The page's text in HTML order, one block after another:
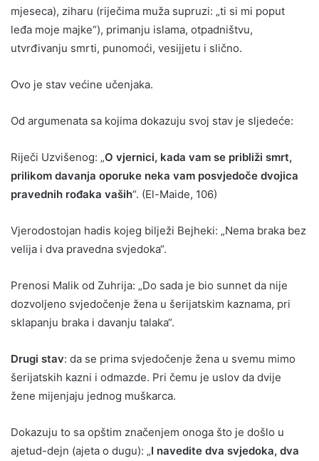
mjeseca), ziharu (riječima muža supruzi: „ti si mi poput
leđa moje majke“), primanju islama, otpadništvu,
utvrđivanju smrti, punomoći, vesijjetu i slično.
Ovo je stav većine učenjaka.
Od argumenata sa kojima dokazuju svoj stav je sljedeće:
Riječi Uzvišenog: „O vjernici, kada vam se približi smrt,
prilikom davanja oporuke neka vam posvjedoče dvojica
pravednih rođaka vaših“. (El-Maide, 106)
Vjerodostojan hadis kojeg bilježi Bejheki: „Nema braka bez
velija i dva pravedna svjedoka“.
Prenosi Malik od Zuhrija: „Do sada je bio sunnet da nije
dozvoljeno svjedočenje žena u šerijatskim kaznama, pri
sklapanju braka i davanju talaka“.
Drugi stav: da se prima svjedočenje žena u svemu mimo
šerijatskih kazni i odmazde. Pri čemu je uslov da dvije
žene mijenjaju jednog muškarca.
Dokazuju to sa opštim značenjem onoga što je došlo u
ajetud-dejn (ajeta o dugu): „I navedite dva svjedoka, dva